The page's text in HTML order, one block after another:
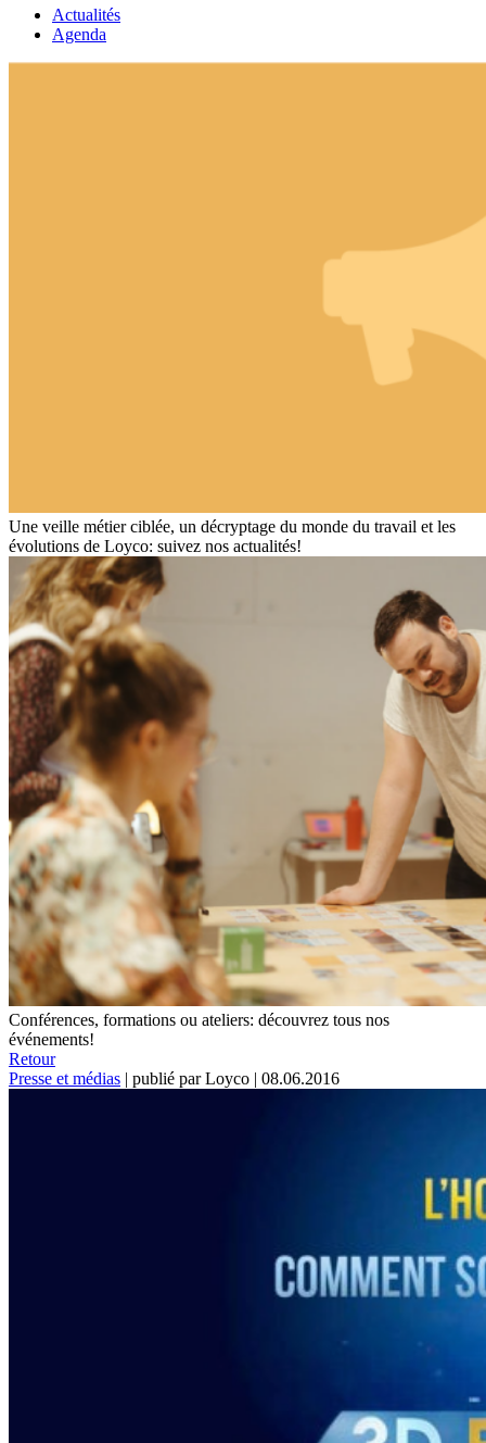
Actualités
Agenda
Une veille métier ciblée, un décryptage du monde du travail et les
évolutions de Loyco: suivez nos actualités!
Conférences, formations ou ateliers: découvrez tous nos
événements!
Retour
Presse et médias | publié par Loyco | 08.06.2016